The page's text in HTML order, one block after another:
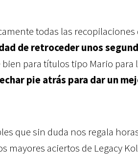
todas las
de retroceder unos
bien para títulos tipo Mario para
pie atrás para dar un
que sin duda nos regala
mayores aciertos de Legacy